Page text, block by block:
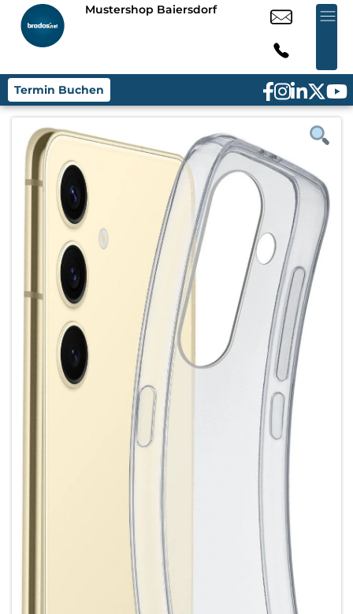
Mustershop Baiersdorf
Termin Buchen